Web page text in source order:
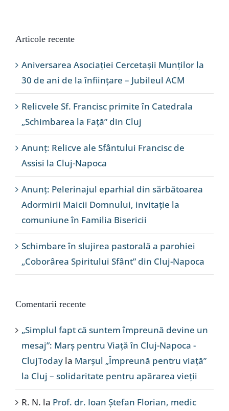
Articole recente
Aniversarea Asociației Cercetașii Munților la
30 de ani de la înființare – Jubileul ACM
Relicvele Sf. Francisc primite în Catedrala
„Schimbarea la Față” din Cluj
Anunț: Relicve ale Sfântului Francisc de
Assisi la Cluj-Napoca
Anunț: Pelerinajul eparhial din sărbătoarea
Adormirii Maicii Domnului, invitație la
comuniune în Familia Bisericii
Schimbare în slujirea pastorală a parohiei
„Coborârea Spiritului Sfânt” din Cluj-Napoca
Comentarii recente
„Simplul fapt că suntem împreună devine un
mesaj”: Marș pentru Viață în Cluj-Napoca -
ClujToday la Marșul „Împreună pentru viață”
la Cluj – solidaritate pentru apărarea vieții
R. N. la Prof. dr. Ioan Ștefan Florian, medic